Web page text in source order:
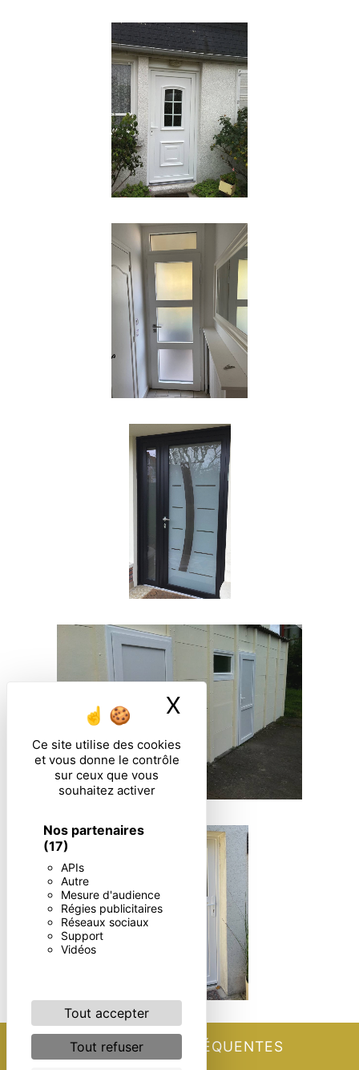
Ce site utilise des cookies
et vous donne le contrôle
sur ceux que vous
souhaitez activer
Nos partenaires
(17)
APIs
Autre
Mesure d'audience
Régies publicitaires
Réseaux sociaux
Support
Vidéos
Tout accepter
Tout refuser
X Masquer le
RECHERCHES FRÉQUENTES